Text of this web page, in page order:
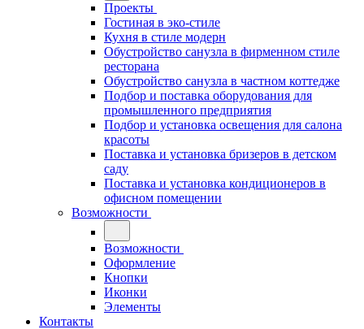
Проекты
Гостиная в эко-стиле
Кухня в стиле модерн
Обустройство санузла в фирменном стиле
ресторана
Обустройство санузла в частном коттедже
Подбор и поставка оборудования для
промышленного предприятия
Подбор и установка освещения для салона
красоты
Поставка и установка бризеров в детском
саду
Поставка и установка кондиционеров в
офисном помещении
Возможности
Возможности
Оформление
Кнопки
Иконки
Элементы
Контакты